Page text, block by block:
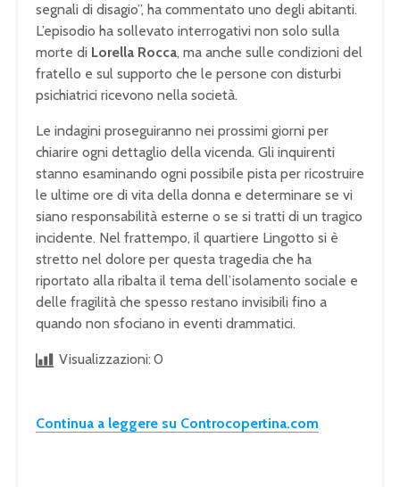
segnali di disagio”, ha commentato uno degli abitanti.
L’episodio ha sollevato interrogativi non solo sulla
morte di Lorella Rocca, ma anche sulle condizioni del
fratello e sul supporto che le persone con disturbi
psichiatrici ricevono nella società.
Le indagini proseguiranno nei prossimi giorni per
chiarire ogni dettaglio della vicenda. Gli inquirenti
stanno esaminando ogni possibile pista per ricostruire
le ultime ore di vita della donna e determinare se vi
siano responsabilità esterne o se si tratti di un tragico
incidente. Nel frattempo, il quartiere Lingotto si è
stretto nel dolore per questa tragedia che ha
riportato alla ribalta il tema dell’isolamento sociale e
delle fragilità che spesso restano invisibili fino a
quando non sfociano in eventi drammatici.
Visualizzazioni: 0
Continua a leggere su Controcopertina.com